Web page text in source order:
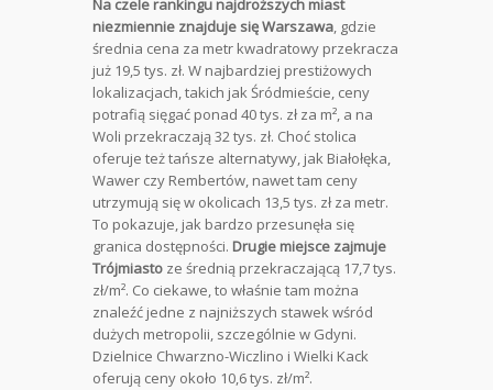
Na czele rankingu najdroższych miast
niezmiennie znajduje się Warszawa, gdzie
średnia cena za metr kwadratowy przekracza
już 19,5 tys. zł. W najbardziej prestiżowych
lokalizacjach, takich jak Śródmieście, ceny
potrafią sięgać ponad 40 tys. zł za m², a na
Woli przekraczają 32 tys. zł. Choć stolica
oferuje też tańsze alternatywy, jak Białołęka,
Wawer czy Rembertów, nawet tam ceny
utrzymują się w okolicach 13,5 tys. zł za metr.
To pokazuje, jak bardzo przesunęła się
granica dostępności. Drugie miejsce zajmuje
Trójmiasto ze średnią przekraczającą 17,7 tys.
zł/m². Co ciekawe, to właśnie tam można
znaleźć jedne z najniższych stawek wśród
dużych metropolii, szczególnie w Gdyni.
Dzielnice Chwarzno-Wiczlino i Wielki Kack
oferują ceny około 10,6 tys. zł/m².